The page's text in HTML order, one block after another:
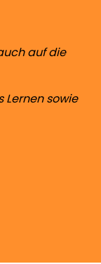
auf die
sowie